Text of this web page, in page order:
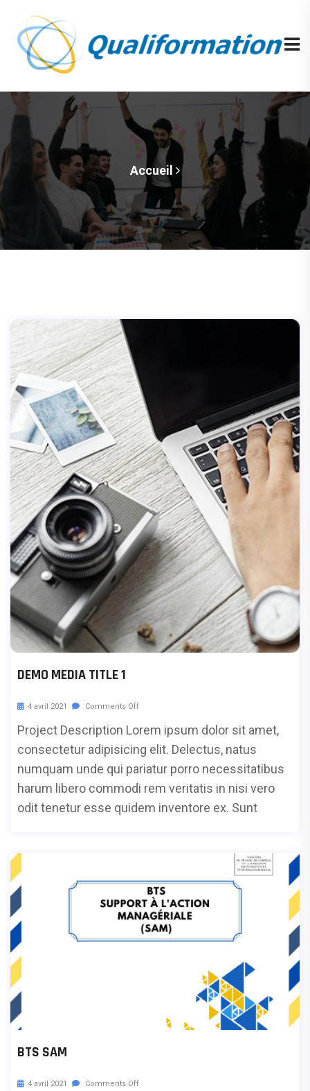
Accueil
DEMO MEDIA TITLE 1
4 avril 2021 Comments Off
Project Description Lorem ipsum dolor sit amet,
consectetur adipisicing elit. Delectus, natus
numquam unde qui pariatur porro necessitatibus
harum libero commodi rem veritatis in nisi vero
odit tenetur esse quidem inventore ex. Sunt
BTS SAM
4 avril 2021 Comments Off